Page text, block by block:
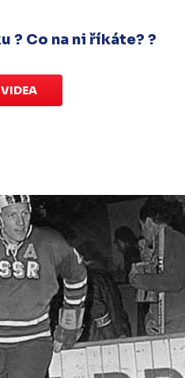
od 18:00
? Co na ni říkáte? ?